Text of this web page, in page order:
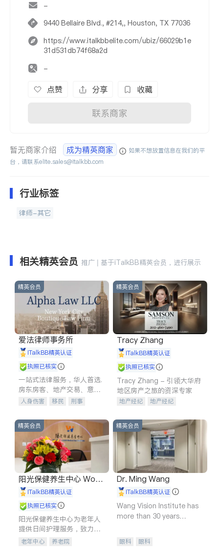
-
9440 Bellaire Blvd., #214,, Houston, TX 77036
https://www.italkbbelite.com/ubiz/66029b1e
31d531db74f68a2d
-
点赞 分享 收藏
联系商家
暂无商家介绍 成为精英商家
如果不想放置信息在我们的平
台，请联系elite.sales@italkbb.com
行业标签
律师-其它
相关精英会员 推广 | 基于iTalkBB精英会员，进行展示
精英会员
爱法律师事务所
iTalkBB精英认证
执照已核实
一站式法律服务，华人首选.
房东房客、地产交易、意外
伤害、车祸重伤、商业诉
建筑合同、刑事案件全包办
人身伤害 移民
刑事
信托/遗嘱
商业
商标注册
律师-其它 保释
精英会员
Tracy Zhang
iTalkBB精英认证
执照已核实
Tracy Zhang - 引领大华府
地区房产之旅的资深专家
地产经纪
地产经纪
商铺租售
开发商建商
精英会员
阳光保健养生中心 World
shine
iTalkBB精英认证
执照已核实
阳光保健养生中心为老年人
提供日间护理服务，致力于
通过持续的护理创新来有效
老年中心 养老院
精英会员
Dr. Ming Wang
iTalkBB精英认证
Wang Vision Institute has
more than 30 years
眼科 眼科